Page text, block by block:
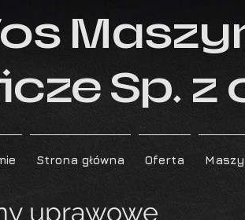
Sp. z
Strona główna Oferta
uprawowe